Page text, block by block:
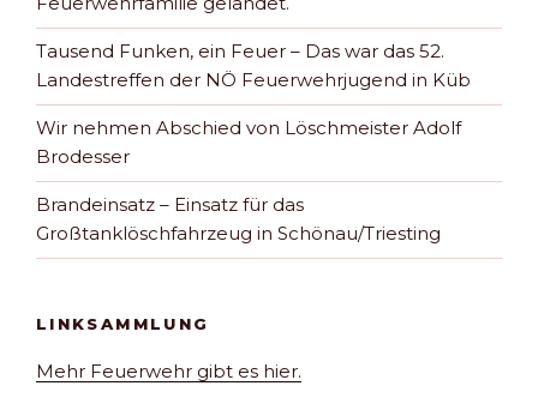
Tausend Funken, ein Feuer – Das war das 52.
Landestreffen der NÖ Feuerwehrjugend in Küb
Wir nehmen Abschied von Löschmeister Adolf
Brodesser
Brandeinsatz – Einsatz für das
Großtanklöschfahrzeug in Schönau/Triesting
LINKSAMMLUNG
Mehr Feuerwehr gibt es hier.